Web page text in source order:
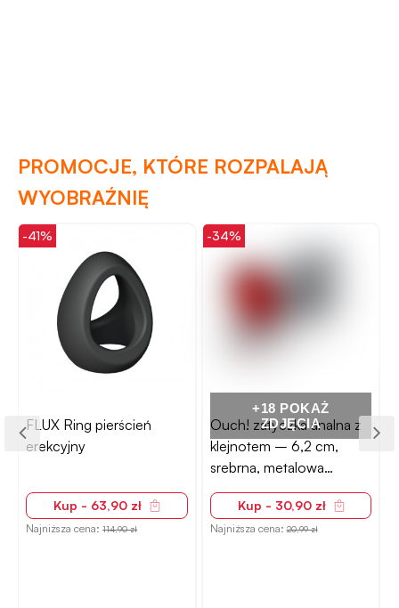
PROMOCJE, KTÓRE ROZPALAJĄ
WYOBRAŹNIĘ
-41%
FLUX Ring pierścień
erekcyjny
Kup - 63,90 zł
Najniższa cena:114,90 zł
+18 POKAŻ
ZDJĘCIA
-34%
Ouch! zatyczka analna z
klejnotem – 6,2 cm,
srebrna, metalowa
powierzchnia
Kup - 30,90 zł
Najniższa cena:20,99 zł